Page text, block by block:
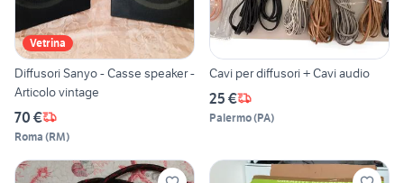
Vetrina
Diffusori Sanyo - Casse speaker -
Articolo vintage
70 €
Roma (RM)
Cavi per diffusori + Cavi audio
25 €
Palermo(PA)